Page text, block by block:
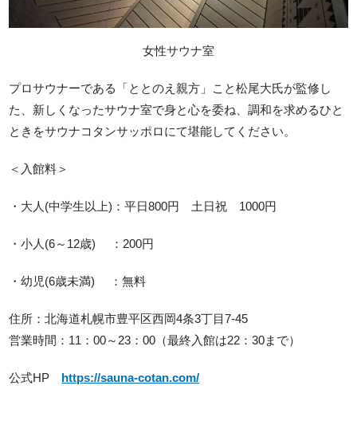
女性サウナ室
プロサウナーである「ととのえ親方」こと松尾大氏が監修し
た、新しくなったサウナ室で身と心を委ね、調和を求めるひと
ときをサウナコタンサッポロにて堪能してください。
＜入館料＞
・大人(中学生以上)：平日800円 土日祝 1000円
・小人(6～12歳) ：200円
・幼児(6歳未満) ：無料
住所：北海道札幌市豊平区西岡4条3丁目7-45
営業時間：11：00～23：00（最終入館は22：30まで）
公式HP https://sauna-cotan.com/